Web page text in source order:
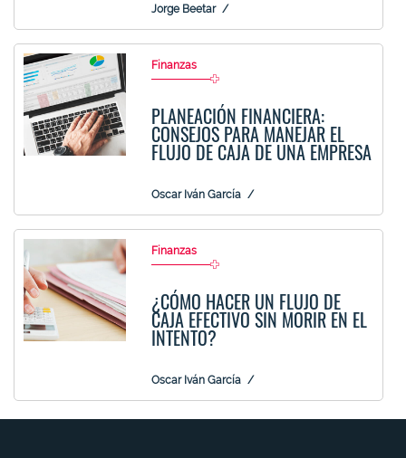
Jorge Beetar
Finanzas
PLANEACIÓN FINANCIERA:
CONSEJOS PARA MANEJAR EL
FLUJO DE CAJA DE UNA EMPRESA
Oscar Iván García
Finanzas
¿CÓMO HACER UN FLUJO DE
CAJA EFECTIVO SIN MORIR EN EL
INTENTO?
Oscar Iván García